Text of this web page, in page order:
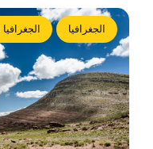
الجغرافيا